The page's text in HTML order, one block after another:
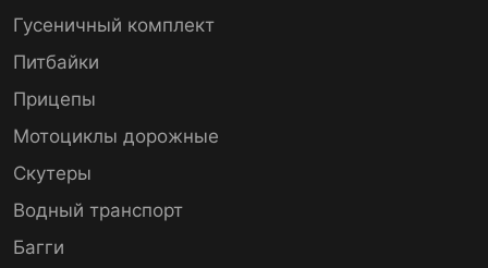
Гусеничный комплект
Питбайки
Прицепы
Мотоциклы дорожные
Скутеры
Водный транспорт
Багги